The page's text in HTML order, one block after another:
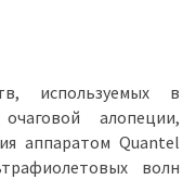
используемых в
алопеции,
аппаратом Quantel
волн